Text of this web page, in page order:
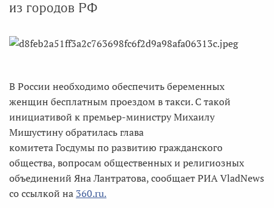
из городов РФ
В России необходимо обеспечить беременных
женщин бесплатным проездом в такси. С такой
инициативой к премьер-министру Михаилу
Мишустину обратилась глава
комитета Госдумы по развитию гражданского
общества, вопросам общественных и религиозных
объединений Яна Лантратова, сообщает РИА VladNews
со ссылкой на 360.ru.